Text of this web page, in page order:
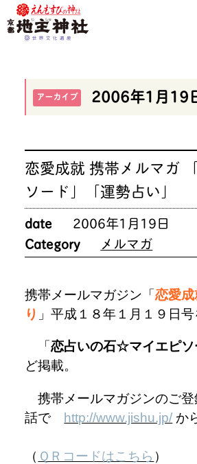
アーカイブ 2006年1月19
恋愛成就 携帯メルマガ
ソード」「運勢占い」
date
2006年1月19日
Category
メルマガ
携帯メールマガジン「恋愛
り 」平成１８年１月１９日号
「恋占いの石☆マイエピソ
ど掲載。
携帯メールマガジンのご
話で http://www.jishu.jp/ か
（ ＱＲコードはこちら ）